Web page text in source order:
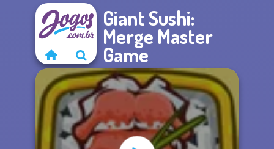
Giant Sushi:
Merge Master
Game